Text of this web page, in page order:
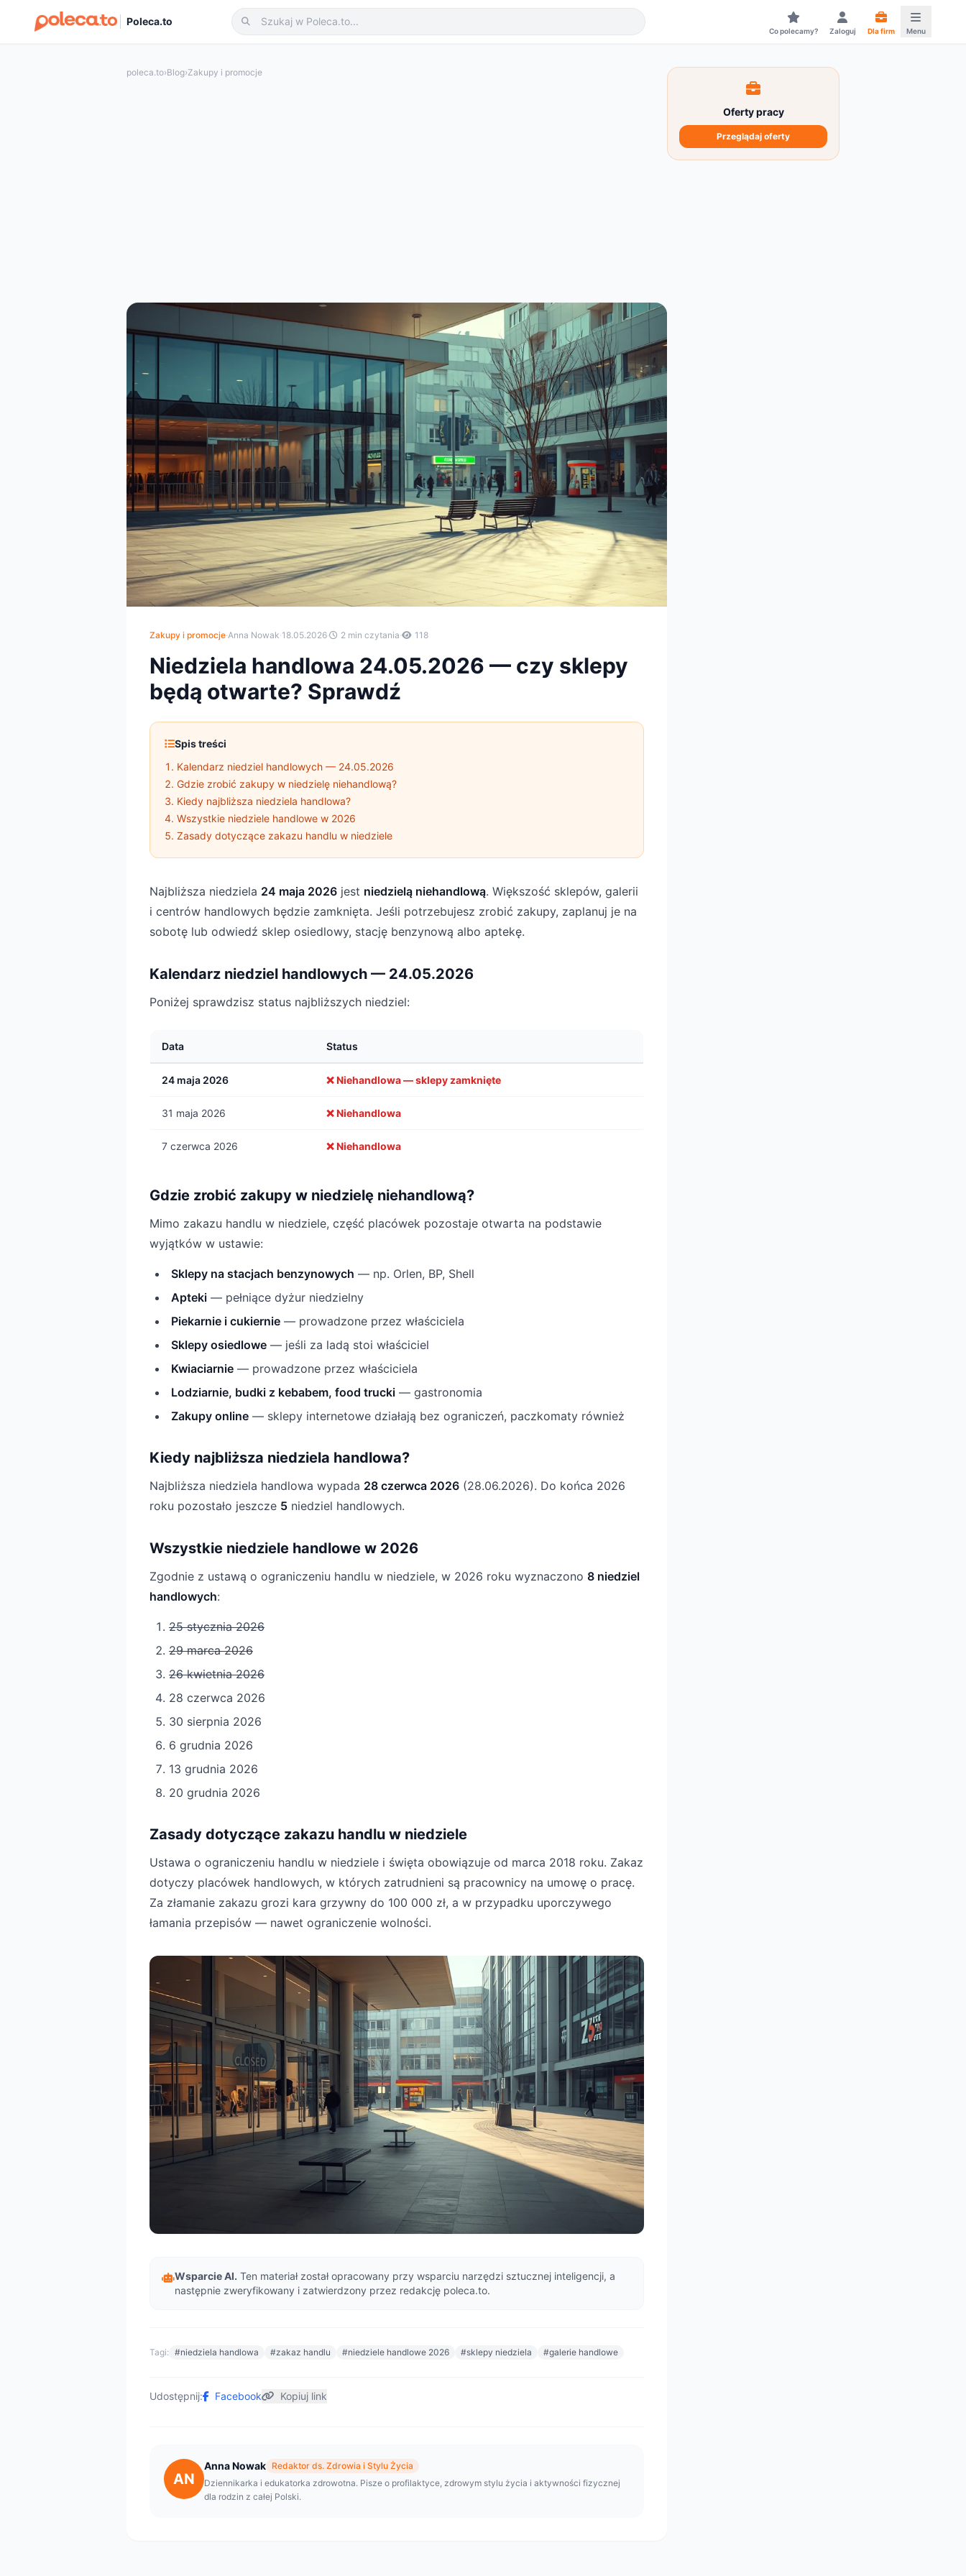
Poleca.to
Co polecamy? Zaloguj Dla firm Menu
poleca.to›Blog›Zakupy i promocje
Zakupy i promocje·Anna Nowak·18.05.2026· 2 min czytania· 118
Niedziela handlowa 24.05.2026 — czy sklepy
będą otwarte? Sprawdź
Spis treści
Kalendarz niedziel handlowych — 24.05.2026
Gdzie zrobić zakupy w niedzielę niehandlową?
Kiedy najbliższa niedziela handlowa?
Wszystkie niedziele handlowe w 2026
Zasady dotyczące zakazu handlu w niedziele
Najbliższa niedziela 24 maja 2026 jest niedzielą niehandlową. Większość sklepów, galerii
i centrów handlowych będzie zamknięta. Jeśli potrzebujesz zrobić zakupy, zaplanuj je na
sobotę lub odwiedź sklep osiedlowy, stację benzynową albo aptekę.
Kalendarz niedziel handlowych — 24.05.2026
Poniżej sprawdzisz status najbliższych niedziel:
Data Status
24 maja 2026 ❌ Niehandlowa — sklepy zamknięte
31 maja 2026 ❌ Niehandlowa
7 czerwca 2026 ❌ Niehandlowa
Gdzie zrobić zakupy w niedzielę niehandlową?
Mimo zakazu handlu w niedziele, część placówek pozostaje otwarta na podstawie
wyjątków w ustawie:
Sklepy na stacjach benzynowych — np. Orlen, BP, Shell
Apteki — pełniące dyżur niedzielny
Piekarnie i cukiernie — prowadzone przez właściciela
Sklepy osiedlowe — jeśli za ladą stoi właściciel
Kwiaciarnie — prowadzone przez właściciela
Lodziarnie, budki z kebabem, food trucki — gastronomia
Zakupy online — sklepy internetowe działają bez ograniczeń, paczkomaty również
Kiedy najbliższa niedziela handlowa?
Najbliższa niedziela handlowa wypada 28 czerwca 2026 (28.06.2026). Do końca 2026
roku pozostało jeszcze 5 niedziel handlowych.
Wszystkie niedziele handlowe w 2026
Zgodnie z ustawą o ograniczeniu handlu w niedziele, w 2026 roku wyznaczono 8 niedziel
handlowych:
25 stycznia 2026
29 marca 2026
26 kwietnia 2026
28 czerwca 2026
30 sierpnia 2026
6 grudnia 2026
13 grudnia 2026
20 grudnia 2026
Zasady dotyczące zakazu handlu w niedziele
Ustawa o ograniczeniu handlu w niedziele i święta obowiązuje od marca 2018 roku. Zakaz
dotyczy placówek handlowych, w których zatrudnieni są pracownicy na umowę o pracę.
Za złamanie zakazu grozi kara grzywny do 100 000 zł, a w przypadku uporczywego
łamania przepisów — nawet ograniczenie wolności.
Wsparcie AI. Ten materiał został opracowany przy wsparciu narzędzi sztucznej inteligencji, a
następnie zweryfikowany i zatwierdzony przez redakcję poleca.to.
Tagi: #niedziela handlowa #zakaz handlu #niedziele handlowe 2026 #sklepy niedziela #galerie handlowe
Udostępnij: Facebook Kopiuj link
AN
Anna Nowak Redaktor ds. Zdrowia i Stylu Życia
Dziennikarka i edukatorka zdrowotna. Pisze o profilaktyce, zdrowym stylu życia i aktywności fizycznej
dla rodzin z całej Polski.
Oferty pracy
Przeglądaj oferty